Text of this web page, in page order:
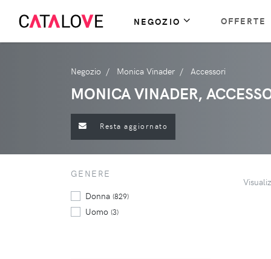
NEGOZIO OFFERTE
Negozio Monica Vinader Accessori
MONICA VINADER,
Resta aggiornato
GENERE
Donna (829)
Uomo (3)